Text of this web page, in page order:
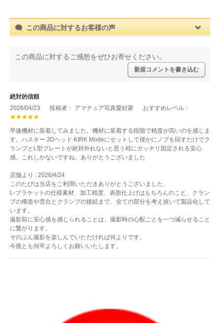
この商品に対するお客様の声
この商品に対するご感想をぜひお寄せください。
新規コメントを書き込む
絶対的信頼
2026/04/23
投稿者： アマチュア写真愛好家
おすすめレベル：
★★★★★
早速機材に装着してみました。機材に装着する段階で精度が高いのを感じま
す。ハスキー 3Dヘッド KIRK Modeにセットして僅かにノブを回すだけでク
ランプとL型プレートが絶対外れないと思う程にガッチリ固定される安心
感。これしかないですね。ありがとうございました
店舗より : 2026/4/24
このたびは当店をご利用いただきありがとうございました。
L-ブラケットの仕様素材、加工精度、表面仕上げはもちろんのこと、クラン
プの構造や雲台とクランプの接続まで、全ての部分を考え抜いて製品化して
います。
撮影前に安心感を感じられることは、撮影時の心配ごとを一つ減らせること
に繋がります。
そのぶん撮影を楽しんでいただければ何よりです。
今後とも何卒よろしくお願いいたします。